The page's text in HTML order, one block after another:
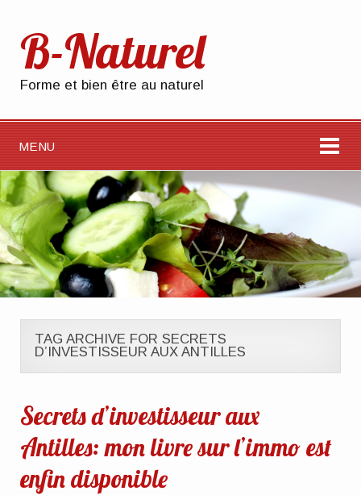
B-Naturel
Forme et bien être au naturel
MENU
TAG ARCHIVE FOR SECRETS
D’INVESTISSEUR AUX ANTILLES
Secrets d’investisseur aux
Antilles: mon livre sur l’immo est
enfin disponible